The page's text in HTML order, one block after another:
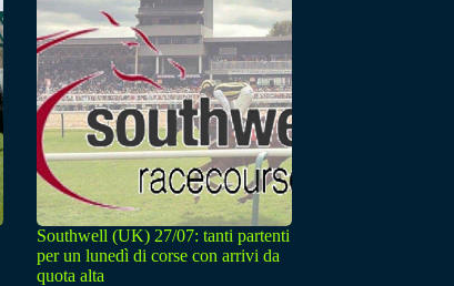
Southwell (UK) 27/07: tanti partenti
per un lunedì di corse con arrivi da
quota alta